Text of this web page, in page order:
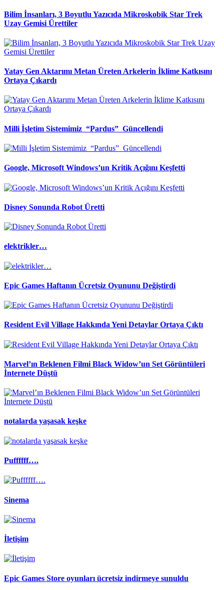
Bilim İnsanları, 3 Boyutlu Yazıcıda Mikroskobik Star Trek
Uzay Gemisi Ürettiler
Yatay Gen Aktarımı Metan Üreten Arkelerin İklime Katkısını
Ortaya Çıkardı
Milli İşletim Sistemimiz “Pardus” Güncellendi
Google, Microsoft Windows’un Kritik Açığını Keşfetti
Disney Sonunda Robot Üretti
elektrikler…
Epic Games Haftanın Ücretsiz Oyununu Değiştirdi
Resident Evil Village Hakkında Yeni Detaylar Ortaya Çıktı
Marvel’ın Beklenen Filmi Black Widow’un Set Görüntüleri
İnternete Düştü
notalarda yaşasak keşke
Puffffff….
Sinema
İletişim
Epic Games Store oyunları ücretsiz indirmeye sunuldu